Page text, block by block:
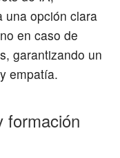
una opción clara
en caso de
garantizando un
empatía.
formación